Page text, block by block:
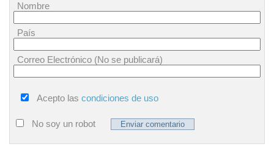
Nombre
País
Correo Electrónico (No se publicará)
Acepto las condiciones de uso
No soy un robot